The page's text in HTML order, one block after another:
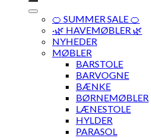
🍊 SUMMER SALE 🍊
·🌿 HAVEMØBLER 🌿
NYHEDER
MØBLER
BARSTOLE
BARVOGNE
BÆNKE
BØRNEMØBLER
LÆNESTOLE
HYLDER
PARASOL